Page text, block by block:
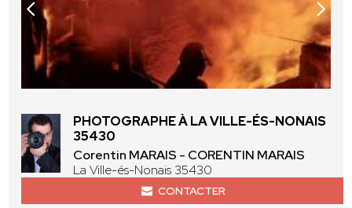
PHOTOGRAPHE À LA VILLE-ÉS-NONAIS
35430
Corentin MARAIS - CORENTIN MARAIS
La Ville-és-Nonais 35430
CONTACTER